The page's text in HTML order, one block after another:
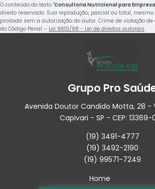
O conteúdo do texto "Consultoria Nutricional para
direito reservado. Sua reprodução, parcial ou total,
proibida sem a autorização do autor. Crime de violação
do Código Penal – Lei 9610/98 - Lei de direitos autorais.
Grupo Pro
Avenida Doutor Candido Motta, 28 -
Capivari - SP - CEP: 13369-
(19) 3491-4777
(19) 3492-2190
(19) 99571-7249
Home